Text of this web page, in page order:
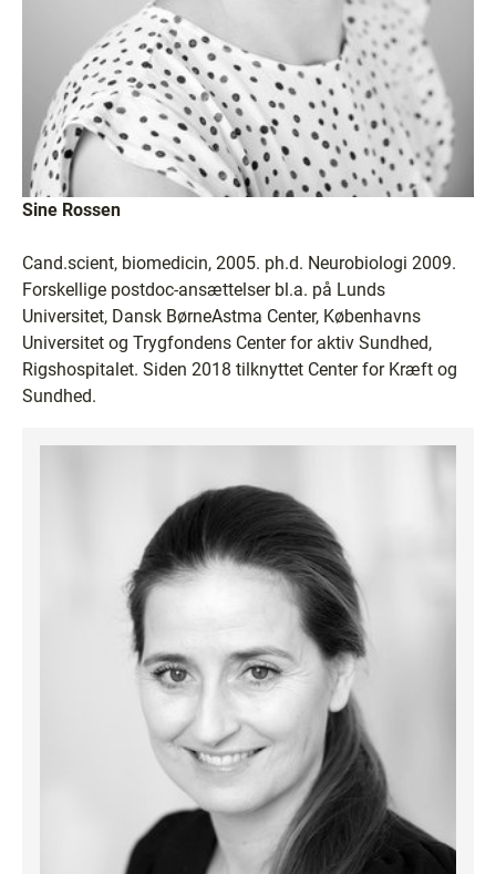
Sine Rossen
Cand.scient, biomedicin, 2005. ph.d. Neurobiologi 2009.
Forskellige postdoc-ansættelser bl.a. på Lunds
Universitet, Dansk BørneAstma Center, Københavns
Universitet og Trygfondens Center for aktiv Sundhed,
Rigshospitalet. Siden 2018 tilknyttet Center for Kræft og
Sundhed.